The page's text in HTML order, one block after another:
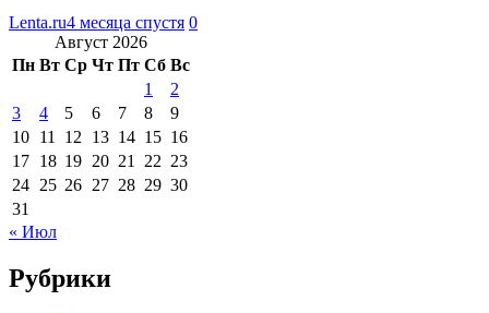
Lenta.ru4 месяца спустя 0
Август 2026
Пн Вт Ср Чт Пт Сб Вс
1
2
3
4 5 6 7 8
9
10 11 12 13 14 15 16
17 18 19 20 21 22 23
24 25 26 27 28 29 30
31
« Июл
Рубрики